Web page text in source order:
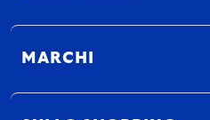
MARCHI